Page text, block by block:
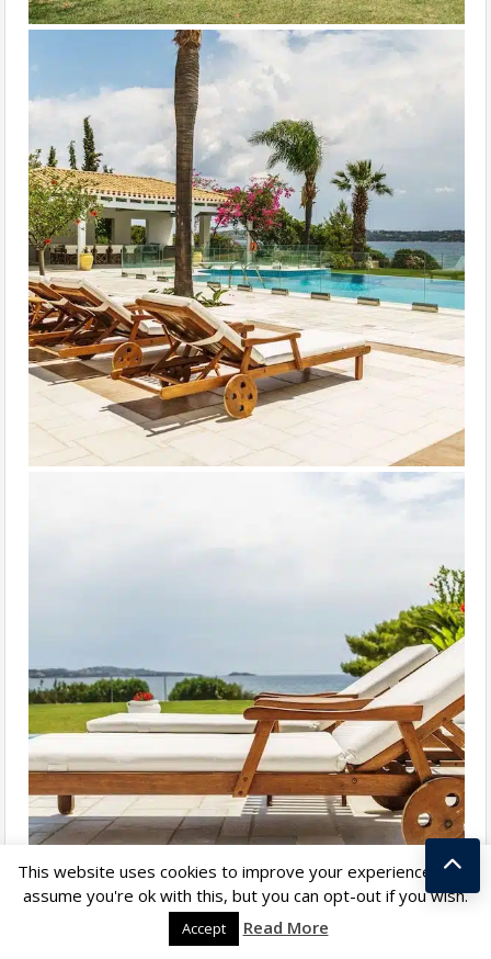
This website uses cookies to improve your experience. We'll
assume you're ok with this, but you can opt-out if you wish.
Accept Read More
Kostas Taralas